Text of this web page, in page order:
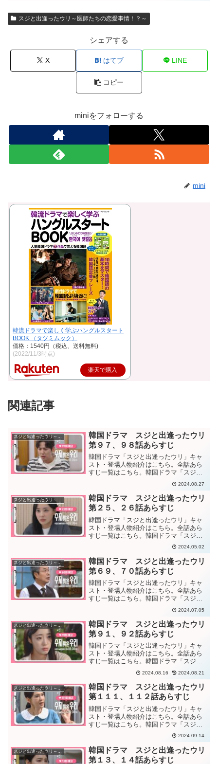
スジと出逢ったウリ～医師たちの恋愛事情！？～
シェアする
X はてブ LINE
コピー
miniをフォローする
mini
韓流ドラマで楽しく学ぶハングルスタート
BOOK （タツミムック）
価格：1540円（税込、送料無料)
(2022/11/3時点)
楽天で購入
関連記事
スジと出逢ったウリ～医師たちの恋愛事情！？～
韓国ドラマ スジと出逢ったウリ
第９７、９８話あらすじ
韓国ドラマ「スジと出逢ったウリ」キャ
スト・登場人物紹介はこちら。全話あら
すじ一覧はこちら。韓国ドラマ「スジと
出会ったウリ」第９７話あらすじ幼い頃
に心臓手術の履歴が有るそのカルテの”ウ
リ”は自分ではないと衝撃を受けるウリ。
それをウリ達から聞き...
2024.08.27
韓国ドラマ スジと出逢ったウリ
第２５、２６話あらすじ
韓国ドラマ「スジと出逢ったウリ」キャ
スト・登場人物紹介はこちら。全話あら
すじ一覧はこちら。韓国ドラマ「スジと
出会ったウリ」第２５話あらすじスジに
執着するナヨンはスジのストーカーじゃ
ないかと考えるウリ。ウリはナヨンを非
難するが、ナヨンを擁護す...
2024.05.02
スジと出逢ったウリ～医師たちの恋愛事情！？～
韓国ドラマ スジと出逢ったウリ
第６９、７０話あらすじ
韓国ドラマ「スジと出逢ったウリ」キャ
スト・登場人物紹介はこちら。全話あら
すじ一覧はこちら。韓国ドラマ「スジと
出会ったウリ」第６９話あらすじ当時の
事情を知っても母ソンヨンへの恨みを忘
れられず、苦しむスジ。スジが通りがか
りの人たちに悪口を言われ...
2024.07.05
スジと出逢ったウリ～医師たちの恋愛事情！？～
韓国ドラマ スジと出逢ったウリ
第９１、９２話あらすじ
韓国ドラマ「スジと出逢ったウリ」キャ
スト・登場人物紹介はこちら。全話あら
すじ一覧はこちら。韓国ドラマ「スジと
出会ったウリ」第９１話あらすじ自分の
せいでウリが地方の分院に行こうとして
いるのかと考えるスジは、”行かない
で””私が辛くさせない、妹...
2024.08.16 2024.08.21
スジと出逢ったウリ～医師たちの恋愛事情！？～
韓国ドラマ スジと出逢ったウリ
第１１１、１１２話あらすじ
韓国ドラマ「スジと出逢ったウリ」キャ
スト・登場人物紹介はこちら。全話あら
すじ一覧はこちら。韓国ドラマ「スジと
出会ったウリ」第１１１話あらすじ結婚
してハン院長宅でマリ達と同居を始める
ウリとスジ。やっとヒョヌ（ウリ）と一
緒に暮らすことが出来ると...
2024.09.14
韓国ドラマ スジと出逢ったウリ
第１３、１４話あらすじ